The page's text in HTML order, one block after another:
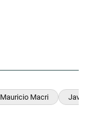
Mauricio Macri